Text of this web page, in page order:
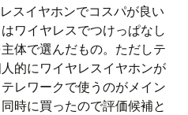
スイヤホンでコスパが良い
ワイヤレスでつけっぱなし
体で選んだもの。ただしテ
的にワイヤレスイヤホンが
レワークで使うのがメイン
時に買ったので評価候補と